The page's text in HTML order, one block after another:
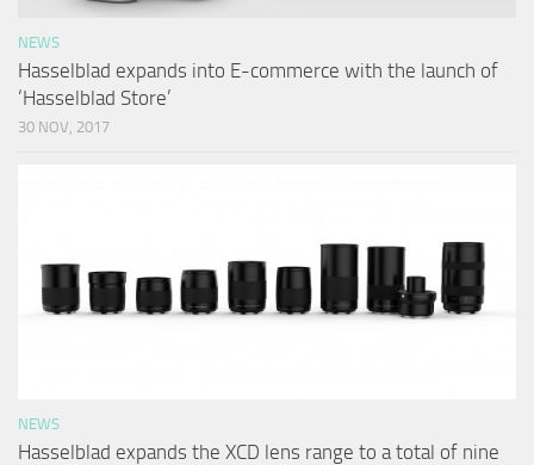
NEWS
Hasselblad expands into E-commerce with the launch of
‘Hasselblad Store’
30 NOV, 2017
NEWS
Hasselblad expands the XCD lens range to a total of nine